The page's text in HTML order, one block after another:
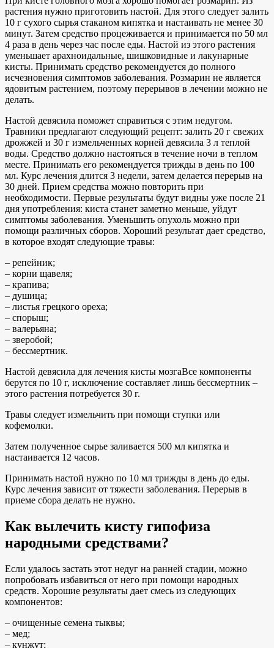
растения нужно приготовить настой. Для этого следует залить
10 г сухого сырья стаканом кипятка и настаивать не менее 30
минут. Затем средство процеживается и принимается по 50 мл
4 раза в день через час после еды. Настой из этого растения
уменьшает арахноидальные, шишковидные и лакунарные
кисты. Принимать средство рекомендуется до полного
исчезновения симптомов заболевания. Розмарин не является
ядовитым растением, поэтому перерывов в лечении можно не
делать.
Настой девясила поможет справиться с этим недугом.
Травники предлагают следующий рецепт: залить 20 г свежих
дрожжей и 30 г измельченных корней девясила 3 л теплой
воды. Средство должно настояться в течение ночи в теплом
месте. Принимать его рекомендуется трижды в день по 100
мл. Курс лечения длится 3 недели, затем делается перерыв на
30 дней. Прием средства можно повторить при
необходимости. Первые результаты будут видны уже после 21
дня употребления: киста станет заметно меньше, уйдут
симптомы заболевания. Уменьшить опухоль можно при
помощи различных сборов. Хороший результат дает средство,
в которое входят следующие травы:
– репейник;
– корни щавеля;
– крапива;
– душица;
– листья грецкого ореха;
– спорыш;
– валерьяна;
– зверобой;
– бессмертник.
Настой девясила для лечения кисты мозгаВсе компоненты
берутся по 10 г, исключение составляет лишь бессмертник –
этого растения потребуется 30 г.
Травы следует измельчить при помощи ступки или
кофемолки.
Затем полученное сырье заливается 500 мл кипятка и
настаивается 12 часов.
Принимать настой нужно по 10 мл трижды в день до еды.
Курс лечения зависит от тяжести заболевания. Перерыв в
приеме сбора делать не нужно.
Как вылечить кисту гипофиза
народными средствами?
Если удалось застать этот недуг на ранней стадии, можно
попробовать избавиться от него при помощи народных
средств. Хорошие результаты дает смесь из следующих
компонентов:
– очищенные семена тыквы;
– мед;
– кунжут;